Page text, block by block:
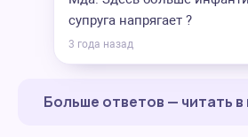
супруга напрягает ?
3 года назад
Больше ответов — читать